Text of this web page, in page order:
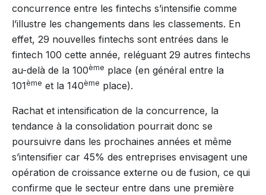
concurrence entre les fintechs s’intensifie comme
l’illustre les changements dans les classements. En
effet, 29 nouvelles fintechs sont entrées dans le
fintech 100 cette année, reléguant 29 autres fintechs
au-delà de la 100ème place (en général entre la
101ème et la 140ème place).
Rachat et intensification de la concurrence, la
tendance à la consolidation pourrait donc se
poursuivre dans les prochaines années et même
s’intensifier car 45% des entreprises envisagent une
opération de croissance externe ou de fusion, ce qui
confirme que le secteur entre dans une première